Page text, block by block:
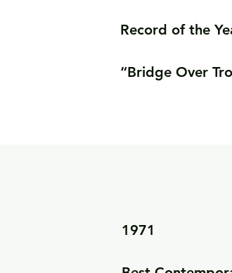
Record of the
“Bridge Over
1971